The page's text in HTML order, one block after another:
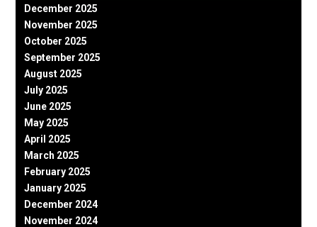
December 2025
November 2025
October 2025
September 2025
August 2025
July 2025
June 2025
May 2025
April 2025
March 2025
February 2025
January 2025
December 2024
November 2024